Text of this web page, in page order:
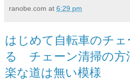
ranobe.com at 6:29 pm
はじめて自転車のチ
る チェーン清掃の方
楽な道は無い模様